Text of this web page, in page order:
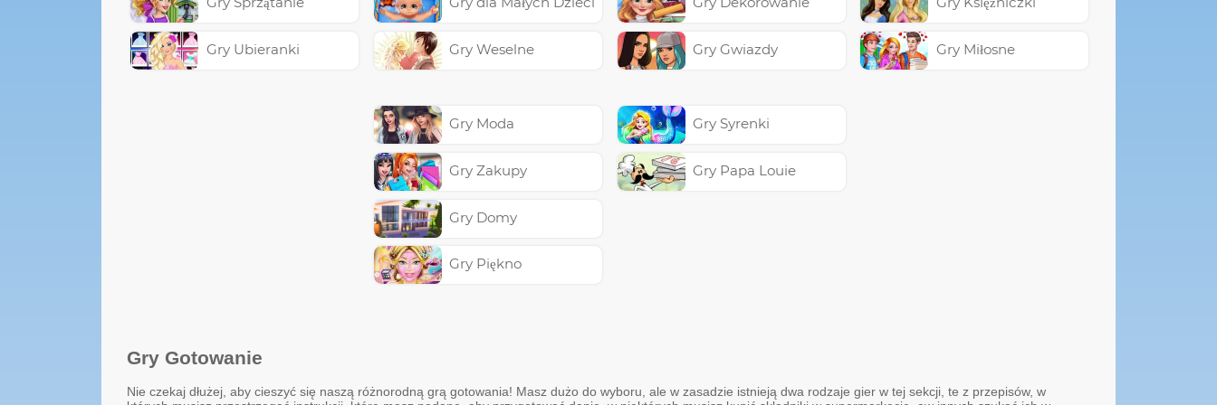
Gry Ubieranki Gry Weselne Gry Gwiazdy Gry Miłosne
Gry Moda
Gry Zakupy
Gry Domy
Gry Piękno
Gry Syrenki
Gry Papa Louie
Gry Gotowanie
Nie czekaj dłużej, aby cieszyć się naszą różnorodną grą gotowania! Masz dużo do wyboru, ale w zasadzie istnieją dwa rodzaje gier w tej sekcji, te z przepisów, w